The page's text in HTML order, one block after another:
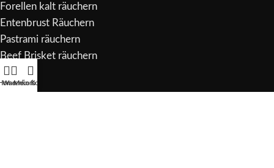
Forellen kalt räuchern
Entenbrust Räuchern
Pastrami räuchern
Beef Brisket räuchern
Warenkorb
Mein Konto